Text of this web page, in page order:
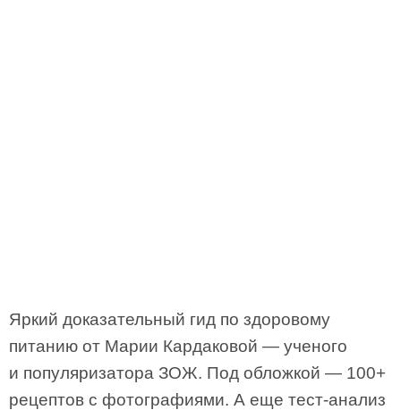
Яркий доказательный гид по здоровому
питанию от Марии Кардаковой — ученого
и популяризатора ЗОЖ. Под обложкой — 100+
рецептов с фотографиями. А еще тест-анализ